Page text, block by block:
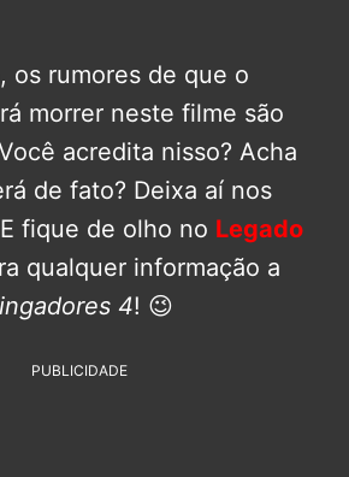
os rumores de que o
morrer neste filme são
acredita nisso? Acha
de fato? Deixa aí nos
fique de olho no Legado
qualquer informação a
4! 😉
PUBLICIDADE